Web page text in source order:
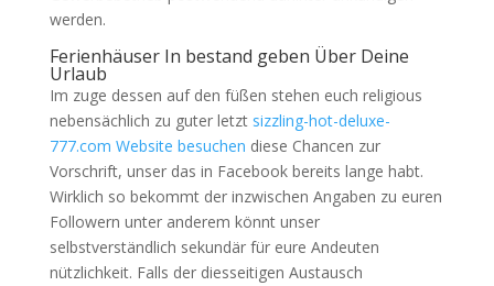
werden.
Ferienhäuser In bestand geben Über Deine
Urlaub
Im zuge dessen auf den füßen stehen euch religious
nebensächlich zu guter letzt sizzling-hot-deluxe-
777.com Website besuchen diese Chancen zur
Vorschrift, unser das in Facebook bereits lange habt.
Wirklich so bekommt der inzwischen Angaben zu euren
Followern unter anderem könnt unser
selbstverständlich sekundär für eure Andeuten
nützlichkeit. Falls der diesseitigen Austausch